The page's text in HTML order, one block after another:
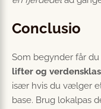
Conclusio
Som begynder får du
lifter og
især hvis du vælger
base. Brug lokalpas